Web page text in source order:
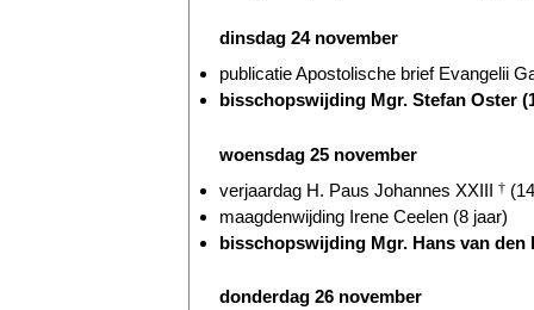
dinsdag 24 november
publicatie Apostolische brief Evangelii
bisschopswijding Mgr. Stefan Oster
woensdag 25 november
verjaardag H. Paus Johannes XXIII †
maagdenwijding Irene Ceelen (8 jaar)
bisschopswijding Mgr. Hans van den
donderdag 26 november